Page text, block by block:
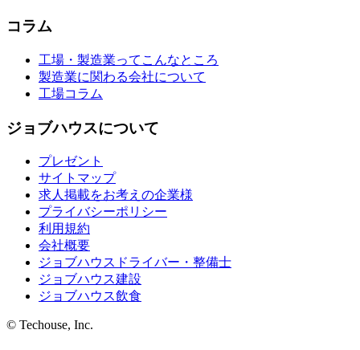
コラム
工場・製造業ってこんなところ
製造業に関わる会社について
工場コラム
ジョブハウスについて
プレゼント
サイトマップ
求人掲載をお考えの企業様
プライバシーポリシー
利用規約
会社概要
ジョブハウスドライバー・整備士
ジョブハウス建設
ジョブハウス飲食
© Techouse, Inc.